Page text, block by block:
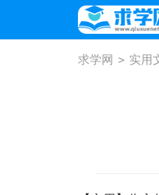
求学网 > 实用